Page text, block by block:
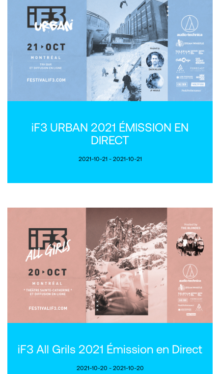
iF3 URBAN 2021 ÉMISSION EN
DIRECT
2021-10-21 - 2021-10-21
iF3 All Grils 2021 Émission en Direct
2021-10-20 - 2021-10-20